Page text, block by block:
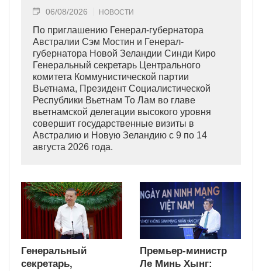
06/08/2026 НОВОСТИ
По приглашению Генерал-губернатора
Австралии Сэм Мостин и Генерал-
губернатора Новой Зеландии Синди Киро
Генеральный секретарь Центрального
комитета Коммунистической партии
Вьетнама, Президент Социалистической
Республики Вьетнам То Лам во главе
вьетнамской делегации высокого уровня
совершит государственные визиты в
Австралию и Новую Зеландию с 9 по 14
августа 2026 года.
Генеральный
секретарь,
Премьер-министр
Ле Минь Хынг: